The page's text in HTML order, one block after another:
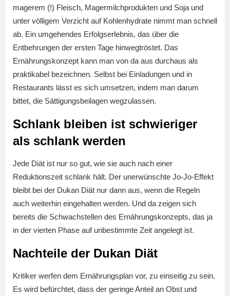
magerem (!) Fleisch, Magermilchprodukten und Soja und
unter völligem Verzicht auf Kohlenhydrate nimmt man schnell
ab. Ein umgehendes Erfolgserlebnis, das über die
Entbehrungen der ersten Tage hinwegtröstet. Das
Ernährungskonzept kann man von da aus durchaus als
praktikabel bezeichnen. Selbst bei Einladungen und in
Restaurants lässt es sich umsetzen, indem man darum
bittet, die Sättigungsbeilagen wegzulassen.
Schlank bleiben ist schwieriger
als schlank werden
Jede Diät ist nur so gut, wie sie auch nach einer
Reduktionszeit schlank hält. Der unerwünschte Jo-Jo-Effekt
bleibt bei der Dukan Diät nur dann aus, wenn die Regeln
auch weiterhin eingehalten werden. Und da zeigen sich
bereits die Schwachstellen des Ernährungskonzepts, das ja
in der vierten Phase auf unbestimmte Zeit angelegt ist.
Nachteile der Dukan Diät
Kritiker werfen dem Ernährungsplan vor, zu einseitig zu sein.
Es wird befürchtet, dass der geringe Anteil an Obst und